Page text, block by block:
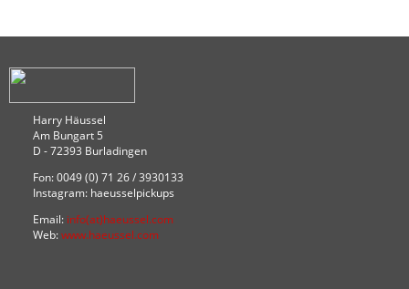
Harry Häussel
Am Bungart 5
D - 72393 Burladingen
Fon: 0049 (0) 71 26 / 3930133
Instagram: haeusselpickups
Email: info(at)haeussel.com
Web:www.haeussel.com